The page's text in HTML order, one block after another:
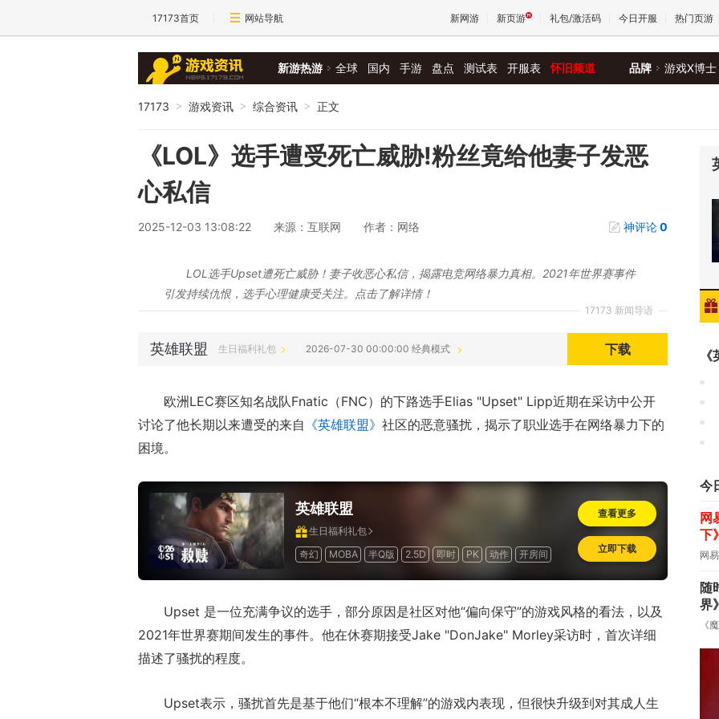
17173首页 网站导航 新网游 新页游 礼包/激活码 今日开服 热门页游
新游热游 全球 国内 手游 盘点 测试表 开服表 怀旧频道 品牌 游戏X博士
17173 > 游戏资讯 > 综合资讯 > 正文
《LOL》选手遭受死亡威胁!粉丝竟给他妻子发恶
心私信
2025-12-03 13:08:22 来源：互联网 作者：网络 神评论0
17173 新闻导语
LOL选手Upset遭死亡威胁！妻子收恶心私信，揭露电竞网络暴力真相。2021年世界赛事件
引发持续仇恨，选手心理健康受关注。点击了解详情！
英雄联盟 生日福利礼包 2026-07-30 00:00:00 经典模式 下载
欧洲LEC赛区知名战队Fnatic（FNC）的下路选手Elias "Upset" Lipp近期在采访中公开
讨论了他长期以来遭受的来自 《英雄联盟》 社区的恶意骚扰，揭示了职业选手在网络暴力下的
困境。
英雄联盟
生日福利礼包
奇幻
MOBA 半Q版 2.5D 即时 PK 动作
开房间
查看更多
立即下载
Upset 是一位充满争议的选手，部分原因是社区对他“偏向保守”的游戏风格的看法，以及
2021年世界赛期间发生的事件。他在休赛期接受Jake "DonJake" Morley采访时，首次详细
描述了骚扰的程度。
Upset表示，骚扰首先是基于他们“根本不理解”的游戏内表现，但很快升级到对其成人生
今
网
下
网
随
界
《